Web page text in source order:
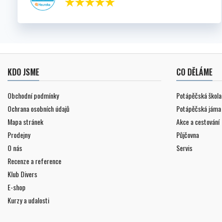
KDO JSME
Obchodní podmínky
Ochrana osobních údajů
Mapa stránek
Prodejny
O nás
Recenze a reference
Klub Divers
E-shop
Kurzy a udalosti
CO DĚLÁME
Potápěčská škola
Potápěčská jáma
Akce a cestování
Půjčovna
Servis